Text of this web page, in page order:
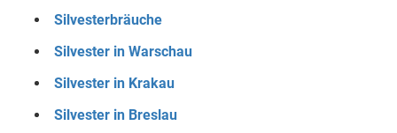
Silvesterbräuche
Silvester in Warschau
Silvester in Krakau
Silvester in Breslau